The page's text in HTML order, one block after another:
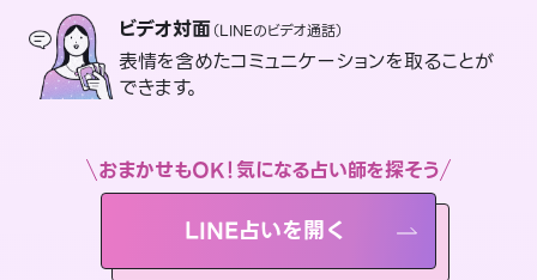
ビデオ対面（LINEのビデオ通話）
表情を含めたコミュニケーションを取ることが
できます。
おまかせもOK！気になる占い師を探そう
LINE占いを開く